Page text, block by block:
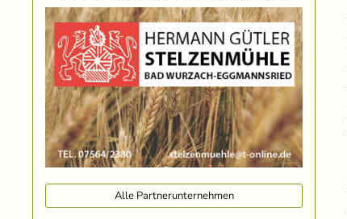
Alle Partnerunternehmen